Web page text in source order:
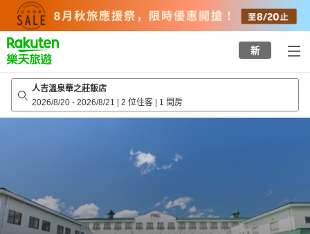
top
page
新
人吉溫泉華之莊飯店
2026/8/20 - 2026/8/21 | 2 位住客 | 1 間房